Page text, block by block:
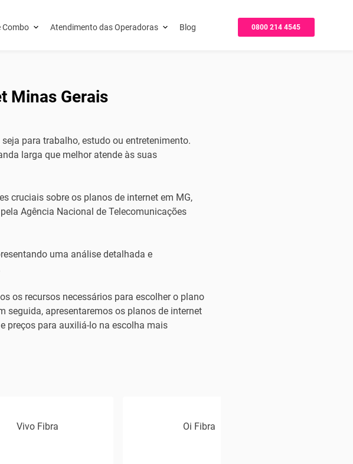
Combo Atendimento das Operadoras Blog 0800 214 4545
Minas Gerais
para trabalho, estudo ou entretenimento.
larga que melhor atende às suas
cruciais sobre os planos de internet em MG,
Agência Nacional de Telecomunicações
uma análise detalhada e
os recursos necessários para escolher o plano
seguida, apresentaremos os planos de internet
preços para auxiliá-lo na escolha mais
Vivo Fibra Oi Fibra